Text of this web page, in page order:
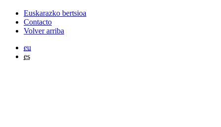
Euskarazko bertsioa
Contacto
Volver arriba
eu
es